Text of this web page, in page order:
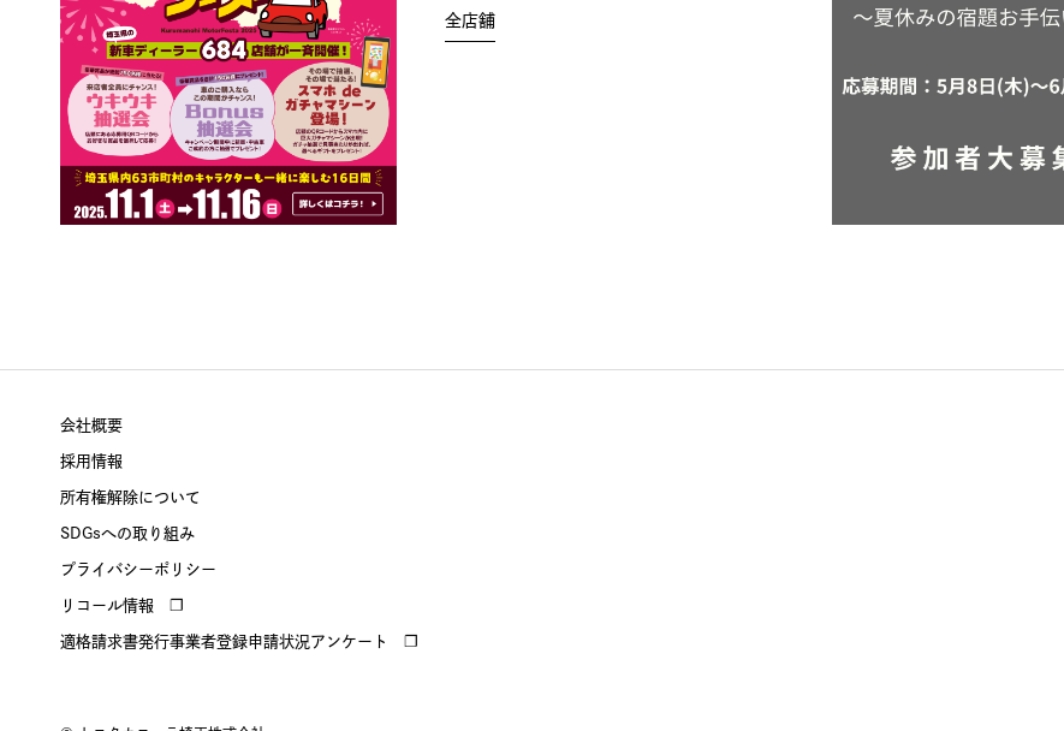
全店舗
会社概要
採用情報
所有権解除について
SDGsへの取り組み
プライバシーポリシー
リコール情報
適格請求書発行事業者登録申請状況アンケート